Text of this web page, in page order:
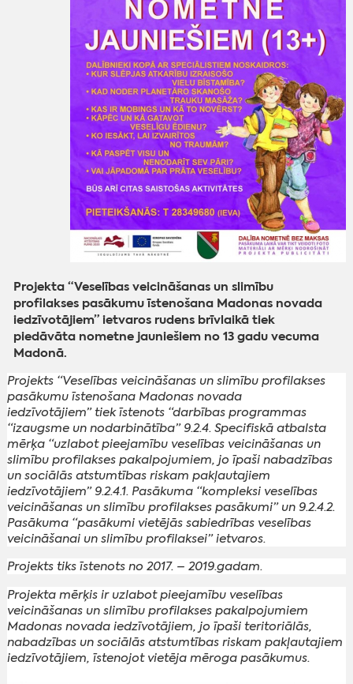
Projekta “Veselības veicināšanas un slimību
profilakses pasākumu īstenošana Madonas novada
iedzīvotājiem” ietvaros rudens brīvlaikā tiek
piedāvāta nometne jauniešiem no 13 gadu vecuma
Madonā.
Projekts “Veselības veicināšanas un slimību profilakses
pasākumu īstenošana Madonas novada
iedzīvotājiem” tiek īstenots “darbības programmas
“izaugsme un nodarbinātība” 9.2.4. Specifiskā atbalsta
mērķa “uzlabot pieejamību veselības veicināšanas un
slimību profilakses pakalpojumiem, jo īpaši nabadzības
un sociālās atstumtības riskam pakļautajiem
iedzīvotājiem” 9.2.4.1. Pasākuma “kompleksi veselības
veicināšanas un slimību profilakses pasākumi” un 9.2.4.2.
Pasākuma “pasākumi vietējās sabiedrības veselības
veicināšanai un slimību profilaksei” ietvaros.
Projekts tiks īstenots no 2017. – 2019.gadam.
Projekta mērķis ir uzlabot pieejamību veselības
veicināšanas un slimību profilakses pakalpojumiem
Madonas novada iedzīvotājiem, jo īpaši teritoriālās,
nabadzības un sociālās atstumtības riskam pakļautajiem
iedzīvotājiem, īstenojot vietēja mēroga pasākumus.